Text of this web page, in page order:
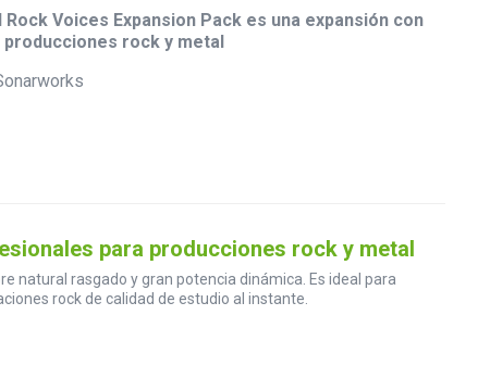
Voices Expansion Pack es una expansión con
rock y metal
para producciones rock y metal
natural rasgado y gran potencia dinámica. Es ideal para
rock de calidad de estudio al instante.